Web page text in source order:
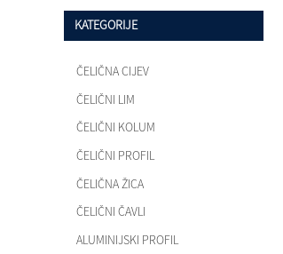
KATEGORIJE
ČELIČNA CIJEV
ČELIČNI LIM
ČELIČNI KOLUM
ČELIČNI PROFIL
ČELIČNA ŽICA
ČELIČNI ČAVLI
ALUMINIJSKI PROFIL